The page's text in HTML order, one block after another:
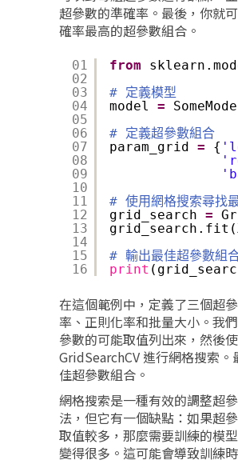
超參數的準確率。最後，你就
確率最高的超參數組合。
01
02
03
04
05
06
07
08
09
10
11
12
13
14
15
16
from
# 定義模型
model =
# 定義超參數組合
param_grid = {
# 使用網格搜索尋找最
grid_search =
# 輸出最佳超參數組
print
在這個範例中，定義了三個超
率、正則化率和批量大小。我
參數的可能取值列出來，然後
GridSearchCV 進行網格搜索。
佳超參數組合。
網格搜索是一種有效的調整超
法，但它有一個缺點：如果超
取值較多，那麼需要訓練的模
變得很多。這可能會導致訓練